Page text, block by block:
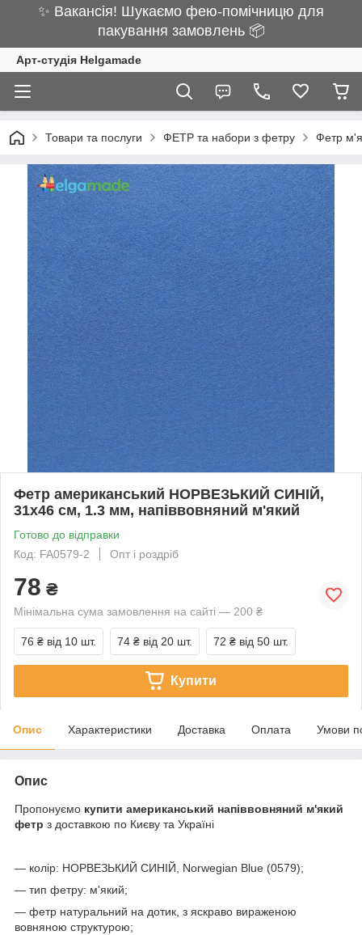
✨ Вакансія! Шукаємо фею-помічницю для
пакування замовлень 📦
Арт-студія Helgamade
Товари та послуги ФЕТР та набори з фетру Фетр
Фетр американський НОРВЕЗЬКИЙ СИНІЙ,
31x46 см, 1.3 мм, напіввовняний м'який
Готово до відправки
Код: FA0579-2
Опт і роздріб
78 ₴
Мінімальна сума замовлення на сайті — 200 ₴
76 ₴ від 10 шт. 74 ₴ від 20 шт. 72 ₴ від 50 шт.
Купити
Опис Характеристики Доставка Оплата Умови
Опис
Пропонуємо купити американський напіввовняний м'який
фетр з доставкою по Києву та Україні
— колір: НОРВЕЗЬКИЙ СИНІЙ, Norwegian Blue (0579);
— тип фетру: м'який;
— фетр натуральний на дотик, з яскраво вираженою
вовняною структурою;